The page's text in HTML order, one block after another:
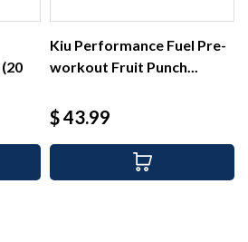
Kiu Performance Fuel Pre-
workout Fruit Punch...
Precio
$ 43.99